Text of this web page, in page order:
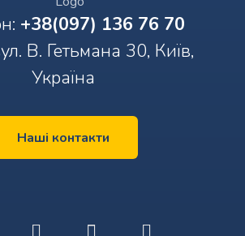
+38(097) 136 76 70
В. Гетьмана 30, Київ,
Україна
Наші контакти